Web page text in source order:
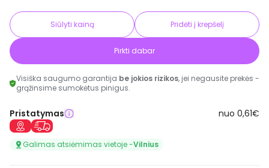
Siūlyti kainą Pridėti į krepšelį
Pirkti dabar
Visiška saugumo garantija be jokios rizikos, jei negausite prekės -
grąžinsime sumokėtus pinigus.
Pristatymas nuo 0,61€
Galimas atsiėmimas vietoje -Vilnius